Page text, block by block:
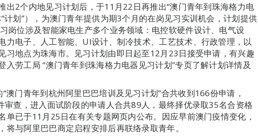
出2个内地见习计划后，于11月22日再推出“澳门青年到珠海格力电
计划”），为澳门青年提供为期3个月的在岗见习实训机会，计划提供
岗位涉及智能家电生产多个业务领域：电控软硬件设计、电气设
力电子、人工智能、UI设计、制冷技术、工艺技术、行政管理，以
习地点为珠海市。见习计划由即日起至12月23日接受申请，有兴趣
入劳工局 “澳门青年到珠海格力电器见习计划”专页了解计划详情及
澳门青年到杭州阿里巴巴培训及见习计划”合共收到166份申请，
审查，进入面试阶段的申请人合共89人，最终择优录取35名合资格
单已于11月25日在有关专题网页内公布。因应早前澳门疫情变化，
将与阿里巴巴商定启程安排后再联络录取青年。